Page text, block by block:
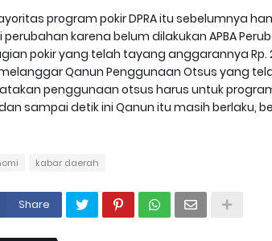
program pokir DPRA itu sebelumnya
karena belum dilakukan APBA
pokir yang telah tayang anggarannya Rp.
Qanun Penggunaan Otsus yang
penggunaan otsus harus untuk
sampai detik ini Qanun itu masih berlaku,
kabar daerah
Share